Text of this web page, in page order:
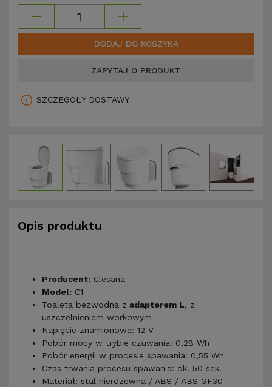
DODAJ DO KOSZYKA
ZAPYTAJ O PRODUKT
SZCZEGÓŁY DOSTAWY
Opis produktu
Producent: Clesana
Model: C1
Toaleta bezwodna z adapterem L, z
uszczelnieniem workowym
Napięcie znamionowe: 12 V
Pobór mocy w trybie czuwania: 0,28 Wh
Pobór energii w procesie spawania: 0,55 Wh
Czas trwania procesu spawania: ok. 50 sek.
Materiał: stal nierdzewna / ABS / ABS GF30